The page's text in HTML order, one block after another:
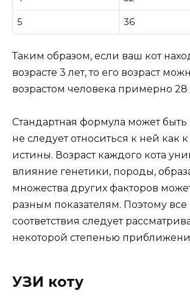
5 36
Таким образом, если ваш кот
возрасте 3 лет, то его возраст
возрастом человека примерно 28
Стандартная формула может быть
не следует относиться к ней как
истины. Возраст каждого кота
влияние генетики, породы,
множества других факторов
разным показателям. Поэтому
соответствия следует
некоторой степенью
УЗИ коту